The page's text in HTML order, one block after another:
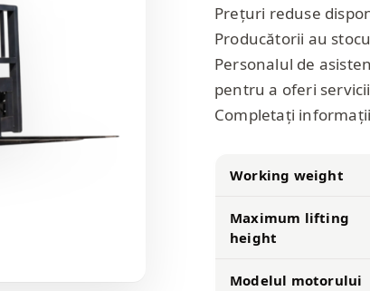
Prețuri reduse
Producătorii au
Personalul de
pentru a oferi
Completați
Working weight
Maximum lifting
height
Modelul motorului